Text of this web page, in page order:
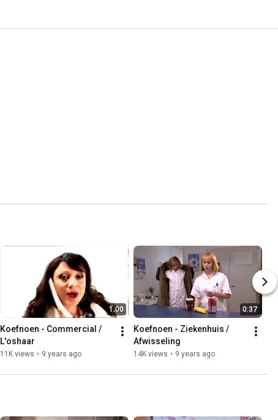
1:00
Koefnoen - Commercial /
L'oshaar
11K views • 9 years ago
0:37
Koefnoen - Ziekenhuis /
Afwisseling
14K views • 9 years ago